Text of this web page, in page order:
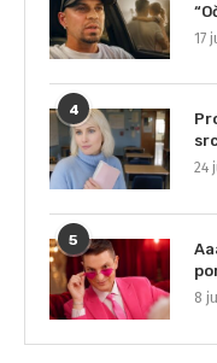
17
4
24
5
8